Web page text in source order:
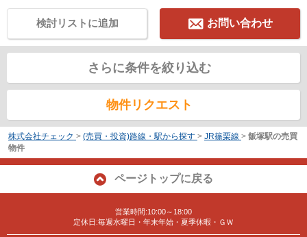
お問い合わせ
検討リストに追加
さらに条件を絞り込む
物件リクエスト
株式会社チェック > (売買・投資)路線・駅から探す > JR篠栗線 > 飯塚駅の売買
物件
ページトップに戻る
営業時間:10:00～18:00
定休日:毎週水曜日・年末年始・夏季休暇・ＧＷ